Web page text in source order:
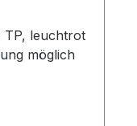
TP, leuchtrot
möglich